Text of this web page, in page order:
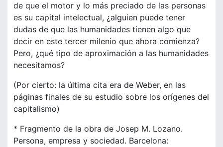
de que el motor y lo más preciado de las personas
es su capital intelectual, ¿alguien puede tener
dudas de que las humanidades tienen algo que
decir en este tercer milenio que ahora comienza?
Pero, ¿qué tipo de aproximación a las humanidades
necesitamos?
(Por cierto: la última cita era de Weber, en las
páginas finales de su estudio sobre los orígenes del
capitalismo)
* Fragmento de la obra de Josep M. Lozano.
Persona, empresa y sociedad. Barcelona: